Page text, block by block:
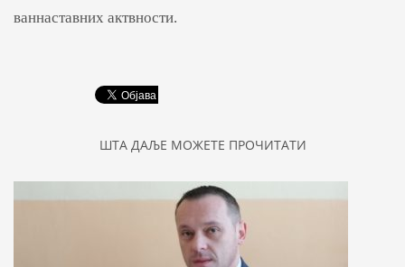
ваннаставних актвности.
ШТА ДАЉЕ МОЖЕТЕ ПРОЧИТАТИ